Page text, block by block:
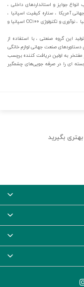
جوایز و استانداردهای داخلی ،
آمریکا ، ستاره کیفیت اسپانیا ،
کیفیت و برتری تولیدات اسپانیا ، کسب رضایت مصرف کننده اسپانیا ، نوآوری و تکنولوژی CC۱۰۰ اسپانیا و
این گروه صنعتی ، با استفاده از
صنعت جهانی لوازم خانگی
مفتخر به اولین دریافت کننده برچسب
انرژی (رتبه A ) در ایران گردیده که این افتخار می تواند نقش برجسته ای را در صرفه جویی‎‌های چشمگیر
بگیرید